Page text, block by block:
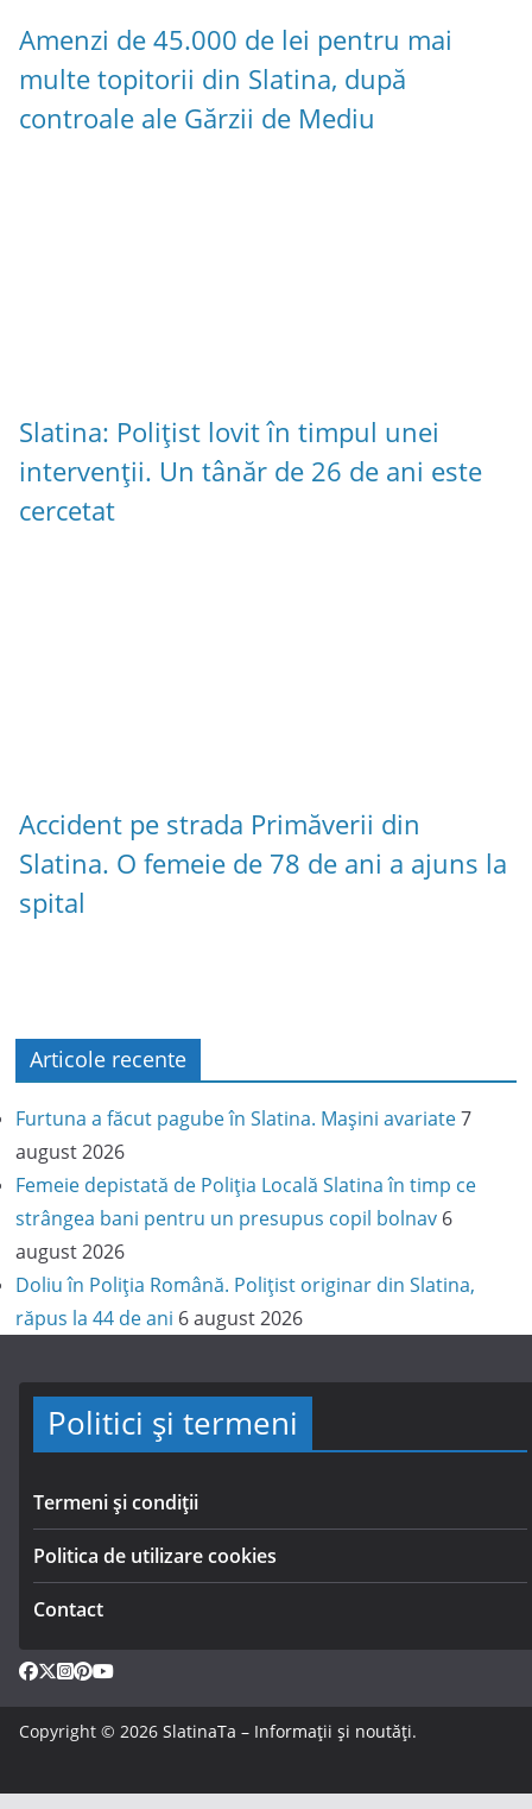
Amenzi de 45.000 de lei pentru mai
multe topitorii din Slatina, după
controale ale Gărzii de Mediu
Slatina: Polițist lovit în timpul unei
intervenții. Un tânăr de 26 de ani este
cercetat
Accident pe strada Primăverii din
Slatina. O femeie de 78 de ani a ajuns la
spital
Articole recente
Furtuna a făcut pagube în Slatina. Mașini avariate 7
august 2026
Femeie depistată de Poliția Locală Slatina în timp ce
strângea bani pentru un presupus copil bolnav 6
august 2026
Doliu în Poliția Română. Polițist originar din Slatina,
răpus la 44 de ani 6 august 2026
Politici și termeni
Termeni și condiții
Politica de utilizare cookies
Contact
Copyright © 2026 SlatinaTa – Informații și noutăți.